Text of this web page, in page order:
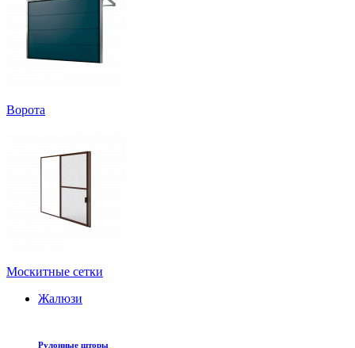
Ворота
Москитные сетки
Жалюзи
Рулонные шторы